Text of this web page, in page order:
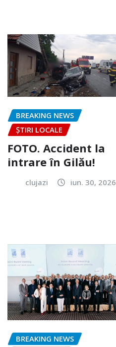
BREAKING NEWS
ȘTIRI LOCALE
FOTO. Accident la
intrare în Gilău!
clujazi iun. 30, 2026
BREAKING NEWS